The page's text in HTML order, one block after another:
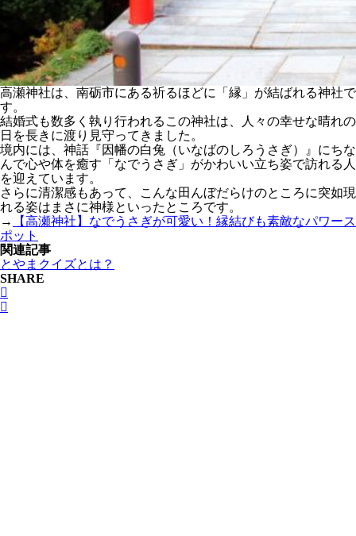
高瀬神社は、南砺市にある祈るほどに「縁」が結ばれる神社で
す。
結婚式も数多く執り行われるこの神社は、人々の幸せな晴れの
日を長きに渡り見守ってきました。
境内には、神話『因幡の白兔（いなばのしろうさぎ）』にちな
んで心や体を癒す「なでうさぎ」がかわいい立ち姿で訪れる人
を迎えています。
さらに清潔感もあって、こんな田んぼだらけのところに突如現
れる姿はまさに神様といったところです。
→
【高瀬神社】なでうさぎが可愛い！縁結びも素敵なパワース
ポット
関連記事
とやまクイズとは？
SHARE